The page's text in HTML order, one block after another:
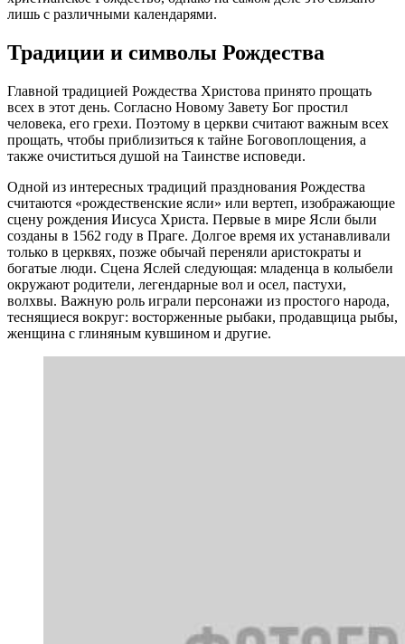
лишь с различными календарями.
Традиции и символы Рождества
Главной традицией Рождества Христова принято прощать
всех в этот день. Согласно Новому Завету Бог простил
человека, его грехи. Поэтому в церкви считают важным всех
прощать, чтобы приблизиться к тайне Боговоплощения, а
также очиститься душой на Таинстве исповеди.
Одной из интересных традиций празднования Рождества
считаются «рождественские ясли» или вертеп, изображающие
сцену рождения Иисуса Христа. Первые в мире Ясли были
созданы в 1562 году в Праге. Долгое время их устанавливали
только в церквях, позже обычай переняли аристократы и
богатые люди. Сцена Яслей следующая: младенца в колыбели
окружают родители, легендарные вол и осел, пастухи,
волхвы. Важную роль играли персонажи из простого народа,
теснящиеся вокруг: восторженные рыбаки, продавщица рыбы,
женщина с глиняным кувшином и другие.